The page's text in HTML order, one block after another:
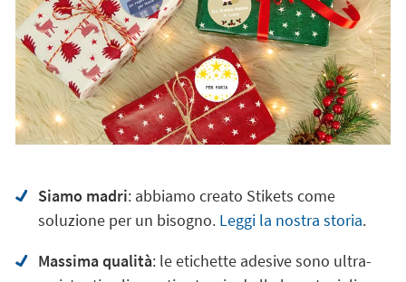
Siamo madri: abbiamo creato Stikets come
soluzione per un bisogno. Leggi la nostra storia.
Massima qualità: le etichette adesive sono ultra-